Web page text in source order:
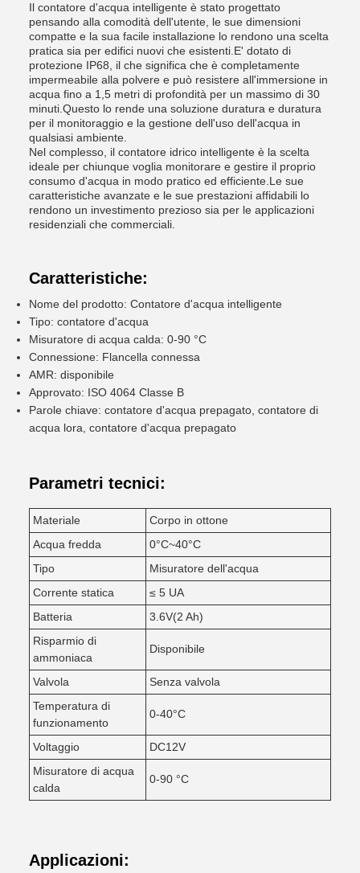
Il contatore d'acqua intelligente è stato progettato
pensando alla comodità dell'utente, le sue dimensioni
compatte e la sua facile installazione lo rendono una scelta
pratica sia per edifici nuovi che esistenti.E' dotato di
protezione IP68, il che significa che è completamente
impermeabile alla polvere e può resistere all'immersione in
acqua fino a 1,5 metri di profondità per un massimo di 30
minuti.Questo lo rende una soluzione duratura e duratura
per il monitoraggio e la gestione dell'uso dell'acqua in
qualsiasi ambiente.
Nel complesso, il contatore idrico intelligente è la scelta
ideale per chiunque voglia monitorare e gestire il proprio
consumo d'acqua in modo pratico ed efficiente.Le sue
caratteristiche avanzate e le sue prestazioni affidabili lo
rendono un investimento prezioso sia per le applicazioni
residenziali che commerciali.
Caratteristiche:
Nome del prodotto: Contatore d'acqua intelligente
Tipo: contatore d'acqua
Misuratore di acqua calda: 0-90 °C
Connessione: Flancella connessa
AMR: disponibile
Approvato: ISO 4064 Classe B
Parole chiave: contatore d'acqua prepagato, contatore di
acqua lora, contatore d'acqua prepagato
Parametri tecnici:
Materiale
Corpo in ottone
Acqua fredda
0°C~40°C
Tipo
Misuratore dell'acqua
Corrente statica
≤ 5 UA
Batteria
3.6V(2 Ah)
Risparmio di
ammoniaca
Disponibile
Valvola
Senza valvola
Temperatura di
funzionamento
0-40°C
Voltaggio
DC12V
Misuratore di acqua
calda
0-90 °C
Applicazioni: